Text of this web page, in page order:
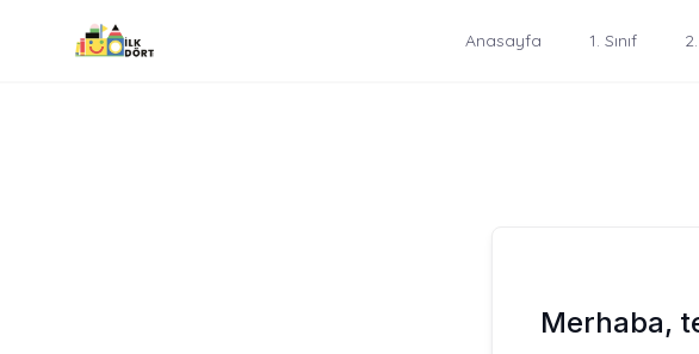
Anasayfa 1. Sınıf
Merhaba,